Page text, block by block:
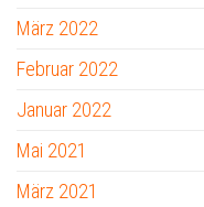
März 2022
Februar 2022
Januar 2022
Mai 2021
März 2021